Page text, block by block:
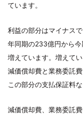
ています。
利益の部分はマイナス
年同期の233億円から
増えています。増えて
減価償却費と業務委託
この部分の支払保証料
減価償却費、業務委託